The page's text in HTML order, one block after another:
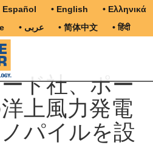
Español • English
• Ελληνικά
• عربى • 简体中文 • हिंदी
ド社、ポー
上風力発電
パイルを設